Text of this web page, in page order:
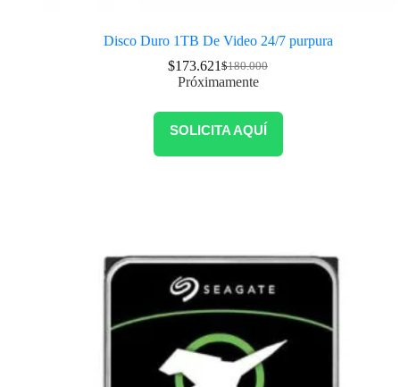
Disco Duro 1TB De Video 24/7 purpura
$180.000
$173.621
Próximamente
SOLICITA AQUÍ